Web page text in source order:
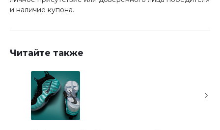
и наличие купона.
Читайте также